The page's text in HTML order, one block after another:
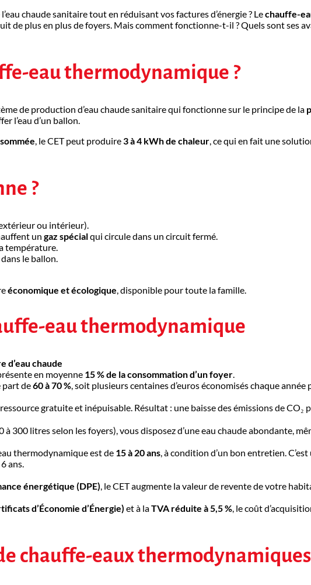
chaude sanitaire tout en réduisant vos factures d’énergie ? Lechauffe-
de plus en plus de foyers. Mais comment fonctionne-t-il ? Quels sont ses
eau thermodynamique ?
de production d’eau chaude sanitaire qui fonctionne sur le principe de la
l’eau d’un ballon.
, le CET peut produire3 à 4 kWh de chaleur, ce qui en fait une
?
ou intérieur).
ungaz spécialqui circule dans un circuit fermé.
température.
le ballon.
économique et écologique, disponible pour toute la famille.
eau thermodynamique
d’eau chaude
en moyenne 15 % de la consommation d’un foyer.
part de60 à 70 %, soit plusieurs centaines d’euros économisés chaque
ressource gratuite et inépuisable. Résultat : une baisse des émissions de
300 litres selon les foyers), vous disposez d’une eau chaude abondante,
thermodynamique est de 15 à 20 ans, à condition d’un bon entretien.
ans.
énergétique (DPE), le CET augmente la valeur de revente de votre
d’Économie d’Énergie) et à laTVA réduite à 5,5 %, le coût
chauffe-eaux thermodynamiques